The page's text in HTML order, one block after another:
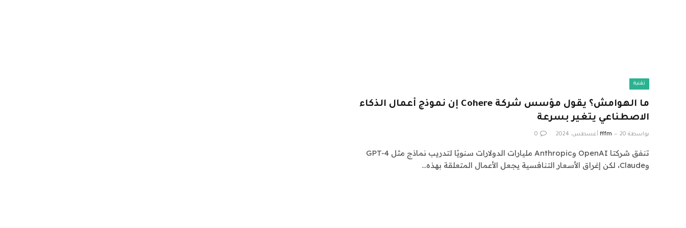
تقنية
ما الهوامش؟ يقول مؤسس شركة Cohere إن نموذج أعمال الذكاء
الاصطناعي يتغير بسرعة
بواسطة fffm 20 أغسطس، 2024 0
تنفق شركتا OpenAI وAnthropic مليارات الدولارات سنويًا لتدريب نماذج مثل GPT-4
وClaude، لكن إغراق الأسعار التنافسية يجعل الأعمال المتعلقة بهذه…